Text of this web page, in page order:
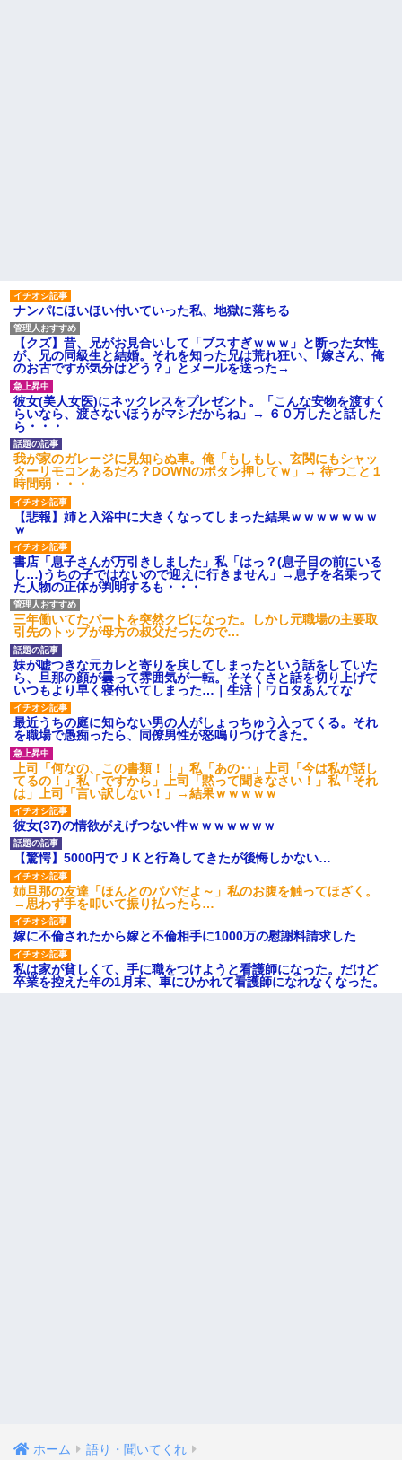
ナンパにほいほい付いていった私、地獄に落ちる
【クズ】昔、兄がお見合いして「ブスすぎｗｗｗ」と断った女性
が、兄の同級生と結婚。それを知った兄は荒れ狂い、｢嫁さん、俺
のお古ですが気分はどう？」とメールを送った→
彼女(美人女医)にネックレスをプレゼント。「こんな安物を渡すく
らいなら、渡さないほうがマシだからね」→ ６０万したと話した
ら・・・
我が家のガレージに見知らぬ車。俺「もしもし、玄関にもシャッ
ターリモコンあるだろ？DOWNのボタン押してｗ」→ 待つこと１
時間弱・・・
【悲報】姉と入浴中に大きくなってしまった結果ｗｗｗｗｗｗｗ
ｗ
書店「息子さんが万引きしました」私「はっ？(息子目の前にいる
し…)うちの子ではないので迎えに行きません」→息子を名乗って
た人物の正体が判明するも・・・
三年働いてたパートを突然クビになった。しかし元職場の主要取
引先のトップが母方の叔父だったので…
妹が嘘つきな元カレと寄りを戻してしまったという話をしていた
ら、旦那の顔が曇って雰囲気が一転。そそくさと話を切り上げて
いつもより早く寝付いてしまった…｜生活｜ワロタあんてな
最近うちの庭に知らない男の人がしょっちゅう入ってくる。それ
を職場で愚痴ったら、同僚男性が怒鳴りつけてきた。
上司「何なの、この書類！！」私「あの‥」上司「今は私が話し
てるの！」私「ですから」上司「黙って聞きなさい！」私「それ
は」上司「言い訳しない！」→結果ｗｗｗｗｗ
彼女(37)の情欲がえげつない件ｗｗｗｗｗｗｗ
【驚愕】5000円でＪＫと行為してきたが後悔しかない…
姉旦那の友達「ほんとのパパだよ～」私のお腹を触ってほざく。
→思わず手を叩いて振り払ったら…
嫁に不倫されたから嫁と不倫相手に1000万の慰謝料請求した
私は家が貧しくて、手に職をつけようと看護師になった。だけど
卒業を控えた年の1月末、車にひかれて看護師になれなくなった。
ホーム 語り・聞いてくれ